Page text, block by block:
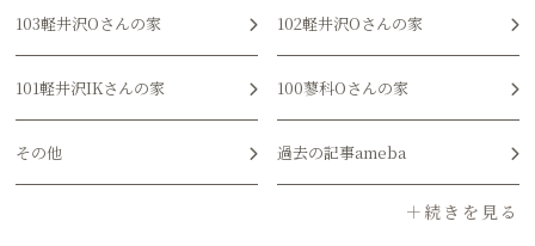
103軽井沢Oさんの家 102軽井沢Oさんの家
101軽井沢IKさんの家 100蓼科Oさんの家
その他 過去の記事ameba